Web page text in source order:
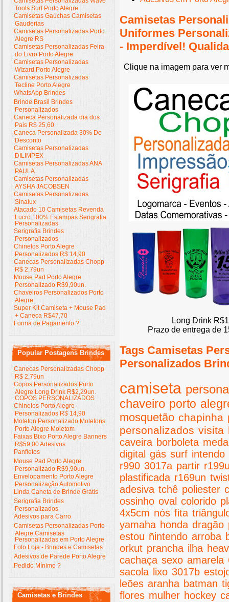
Tools Surf Porto Alegre
Camisetas Gaúchas Camisetas
Gauderias
Camisetas Personalizadas Porto
Alegre RS
Camisetas Personalizadas Feira
do Livro Porto Alegre
Camisetas Personalizadas
Wizard Porto Alegre
Camisetas Personalizadas
Tecline Porto Alegre
WhatsApp Brindes
Brinde Brasil Brindes
Personalizados
Caneca Personalizada dia dos
Pais R$ 25,60
Caneca Personalizada 30% De
Desconto
Camisetas Personalizadas
DILIMPEX
Camisetas Personalizadas ANA
PAULA
Camisetas Personalizadas
AYSHA JACOBSEN
Camisetas Personalizadas
Sinalux
Atacado 10 Camisetas Revenda
Lucro 100% Estampas Serigrafia
Personalizadas
Serigrafia Brindes
Personalizados
Chinelos Porto Alegre
Personalizados R$ 14,90
Canecas Personalizadas Chopp
R$ 2,79un
Mouse Pad Porto Alegre
Personalizado R$9,90un.
Chaveiros Personalizados Porto
Alegre
Super Kit Camiseta + Mouse Pad
+ Caneca R$47,70
Forma de Pagamento ?
Popular Postagens Brindes
Canecas Personalizadas Chopp
R$ 2,79un
Copos Personalizados Porto
Alegre Long Drink R$2,29un.
COPOS PERSONALIZADOS
Chinelos Porto Alegre
Personalizados R$ 14,90
Moleton Personalizado Moletons
Porto Alegre Moletom
Faixas Bixo Porto Alegre Banners
R$59,00 Adesivos
Panfletos
Mouse Pad Porto Alegre
Personalizado R$9,90un.
Envelopamento Porto Alegre
Personalização Automotivo
Linda Caneta de Brinde Grátis
Serigrafia Brindes
Personalizados
Adesivos para Carro
Camisetas Personalizadas Porto
Alegre Camisetas
Personalizadas em Porto Alegre
Foto Loja - Brindes e Camisetas
Adesivos de Parede Porto Alegre
Pedido Mínimo ?
Camisetas e Brindes
Camisetas
Uniformes
- Imperdível!
Clique na imagem para ver
Long Drink
Prazo de entrega de
Tags Camisetas
Personalizados
camiseta
chaveiro porto
mosquetão chapinha
personalizados visita
caveira borboleta
digital gás surf intendo
r990 3017a partir
plastificada r169un
adesiva tchê poliester
ossinho oval colorido
4x5cm nós fita
yamaha honda dragão
estou ñintendo arroba
orkut prancha ilha
cachaça sexo amarela
sacola lixo 3017b
leões aranha batman
flores mulher hockey